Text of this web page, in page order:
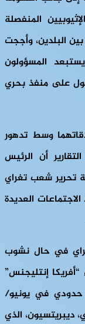
المنفصلة
بين البلدين، وأججت
المسؤولون
على منفذ بحري
وسط تدهور
أن الرئيس
تحرير شعب تغراي
الثاني 2025 في أحد الاجتماعات العديدة
في حال نشوب
“أفريكا إنتليجنس”
حدودي في يونيو/
ديبريتسيون، الذي